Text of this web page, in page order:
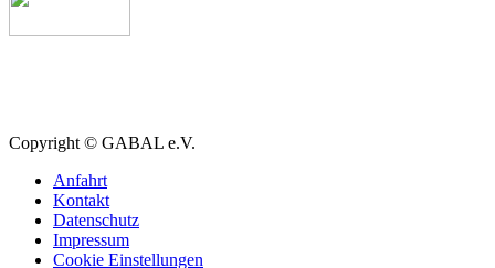
Copyright © GABAL e.V.
Anfahrt
Kontakt
Datenschutz
Impressum
Cookie Einstellungen